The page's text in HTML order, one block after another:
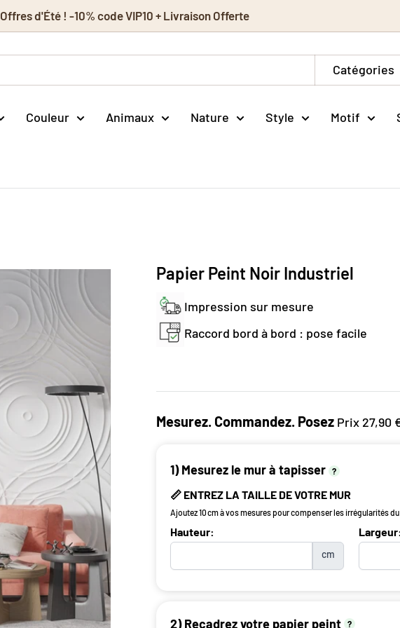
Offres d'Été ! -10% code VIP10 + Livraison Offerte
Catégories
Couleur Animaux Nature Style Motif
Papier Peint Noir Industriel
Impression sur mesure
Raccord bord à bord : pose facile
Mesurez. Commandez. Posez Prix 27,90
1) Mesurez le mur à tapisser ?
📏 ENTREZ LA TAILLE DE VOTRE MUR
Ajoutez 10 cm à vos mesures pour compenser les irrégularités
Hauteur:
cm
Largeur:
2) Recadrez votre papier peint
?